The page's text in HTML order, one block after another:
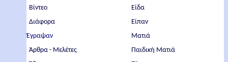
Βίντεο
Διάφορα
Έγραψαν
Άρθρα - Μελέτες
Είδα
Είπαν
Ματιά
Παιδική Ματιά